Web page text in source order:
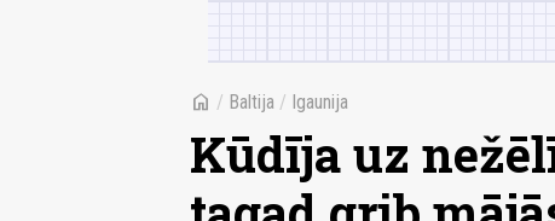
home / Baltija / Igaunija
Kūdīja uz